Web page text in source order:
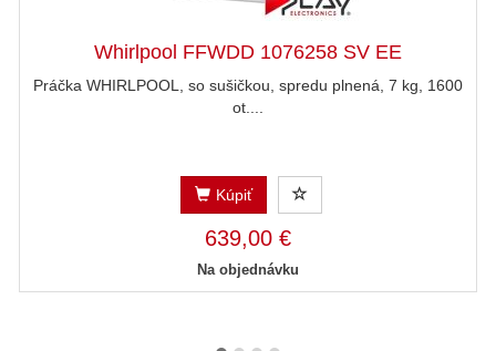
Whirlpool FFWDD 1076258 SV EE
Práčka WHIRLPOOL, so sušičkou, spredu plnená, 7 kg, 1600
ot....
Kúpiť
639,00 €
Na objednávku